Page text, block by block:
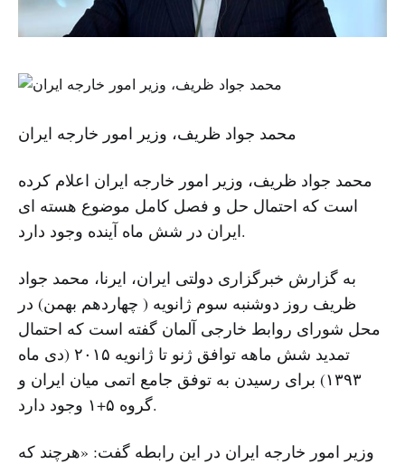
محمد جواد ظریف، وزیر امور خارجه ایران
محمد جواد ظریف، وزیر امور خارجه ایران اعلام کرده
است که احتمال حل و فصل کامل موضوع هسته ای
ایران در شش ماه آینده وجود دارد.
به گزارش خبرگزاری دولتی ایران، ایرنا، محمد جواد
ظریف روز دوشنبه سوم ژانویه ( چهاردهم بهمن) در
محل شورای روابط خارجی آلمان گفته است که احتمال
تمدید شش ماهه توافق ژنو تا ژانویه ۲۰۱۵ (دی ماه
۱۳۹۳) برای رسیدن به توفق جامع اتمی میان ایران و
گروه ۵+۱ وجود دارد.
وزیر امور خارجه ایران در این رابطه گفت: «هرچند که